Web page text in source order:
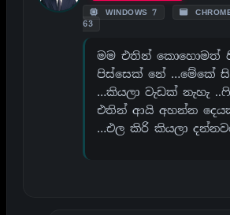
WINDOWS 7
63
මම එතින් කොහොමත්
පිස්සෙක් නේ …මේකේ
…කියලා වැඩක් නැහැ
එතින් ආයි අහන්න
…එල කිරි කියලා